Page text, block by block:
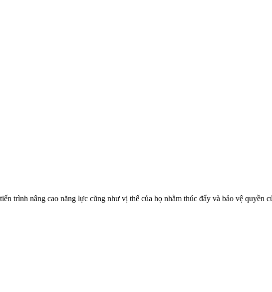
trình nâng cao năng lực cũng như vị thế của họ nhằm thúc đẩy và bảo vệ quyền